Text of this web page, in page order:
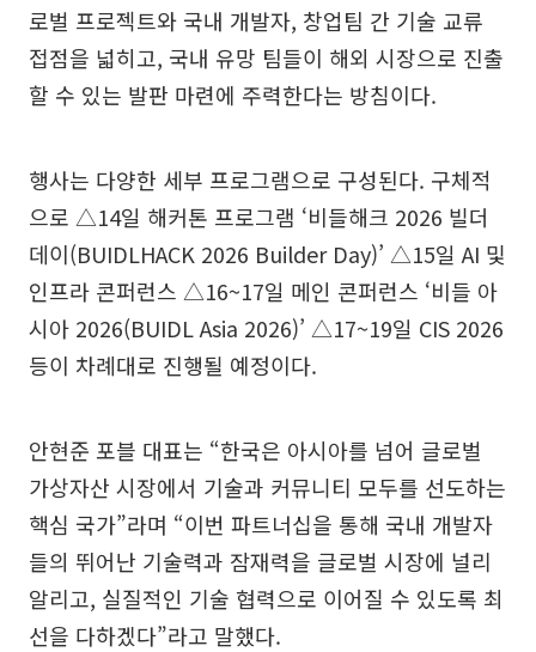
로벌 프로젝트와 국내 개발자, 창업팀 간 기술 교류
접점을 넓히고, 국내 유망 팀들이 해외 시장으로 진출
할 수 있는 발판 마련에 주력한다는 방침이다.
행사는 다양한 세부 프로그램으로 구성된다. 구체적
으로 △14일 해커톤 프로그램 ‘비들해크 2026 빌더
데이(BUIDLHACK 2026 Builder Day)’ △15일 AI 및
인프라 콘퍼런스 △16~17일 메인 콘퍼런스 ‘비들 아
시아 2026(BUIDL Asia 2026)’ △17~19일 CIS 2026
등이 차례대로 진행될 예정이다.
안현준 포블 대표는 “한국은 아시아를 넘어 글로벌
가상자산 시장에서 기술과 커뮤니티 모두를 선도하는
핵심 국가”라며 “이번 파트너십을 통해 국내 개발자
들의 뛰어난 기술력과 잠재력을 글로벌 시장에 널리
알리고, 실질적인 기술 협력으로 이어질 수 있도록 최
선을 다하겠다”라고 말했다.